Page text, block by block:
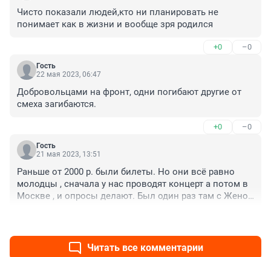
Чисто показали людей,кто ни планировать не
понимает как в жизни и вообще зря родился
+0 –0
Гость
22 мая 2023, 06:47
Добровольцами на фронт, одни погибают другие от
смеха загибаются.
+0 –0
Гость
21 мая 2023, 13:51
Раньше от 2000 р. были билеты. Но они всё равно
молодцы , сначала у нас проводят концерт а потом в
Москве , и опросы делают. Был один раз там с Женой
Читать все комментарии